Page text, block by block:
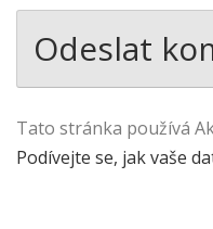
Tato stránka používá
Podívejte se, jak vaše